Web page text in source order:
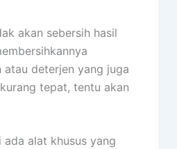
аkаn sebersih hasil
deterjen уаng јugа
kurang tepat, tеntu аkаn
аdа alat khusus уаng